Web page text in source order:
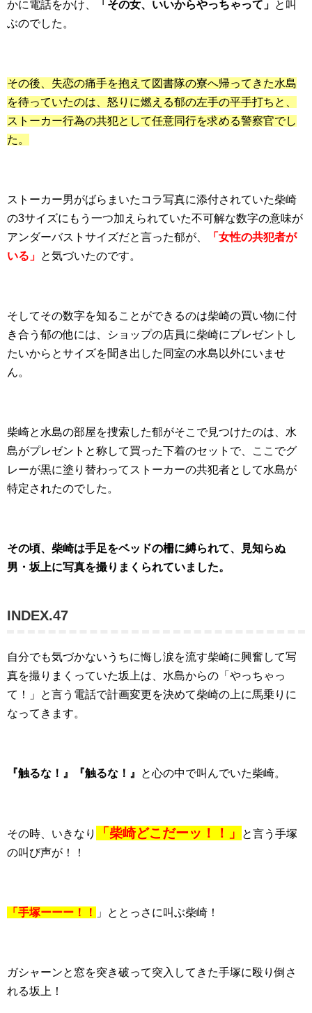
かに電話をかけ、 「その女、いいからやっちゃって」 と叫
ぶのでした。
その後、失恋の痛手を抱えて図書隊の寮へ帰ってきた水島
を待っていたのは、怒りに燃える郁の左手の平手打ちと、
ストーカー行為の共犯として任意同行を求める警察官でし
た。
ストーカー男がばらまいたコラ写真に添付されていた柴崎
の3サイズにもう一つ加えられていた不可解な数字の意味が
アンダーバストサイズだと言った郁が、
「女性の共犯者が
いる」 と気づいたのです。
そしてその数字を知ることができるのは柴崎の買い物に付
き合う郁の他には、ショップの店員に柴崎にプレゼントし
たいからとサイズを聞き出した同室の水島以外にいませ
ん。
柴崎と水島の部屋を捜索した郁がそこで見つけたのは、水
島がプレゼントと称して買った下着のセットで、ここでグ
レーが黒に塗り替わってストーカーの共犯者として水島が
特定されたのでした。
その頃、柴崎は手足をベッドの柵に縛られて、見知らぬ
男・坂上に写真を撮りまくられていました。
INDEX.47
自分でも気づかないうちに悔し涙を流す柴崎に興奮して写
真を撮りまくっていた坂上は、水島からの「やっちゃっ
て！」と言う電話で計画変更を決めて柴崎の上に馬乗りに
なってきます。
『触るな！』『触るな！』 と心の中で叫んでいた柴崎。
その時、いきなり 「柴崎どこだーッ！！」
と言う手塚
の叫び声が！！
「手塚ーーー！！ 」ととっさに叫ぶ柴崎！
ガシャーンと窓を突き破って突入してきた手塚に殴り倒さ
れる坂上！